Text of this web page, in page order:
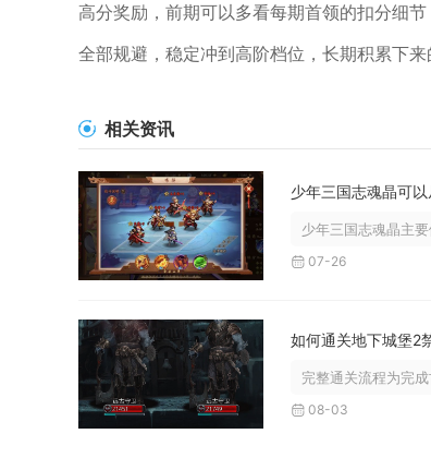
高分奖励，前期可以多看每期首领的扣分细
全部规避，稳定冲到高阶档位，长期积累下来
相关资讯
少年三国志魂晶可
少年三国志魂晶主
07-26
如何通关地下城堡2
完整通关流程为完
08-03